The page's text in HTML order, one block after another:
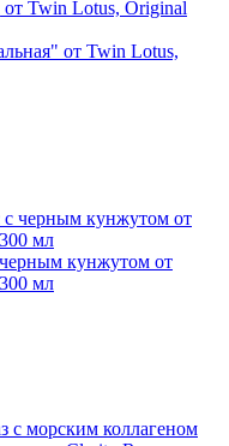
от Twin Lotus,
кунжутом от
мл